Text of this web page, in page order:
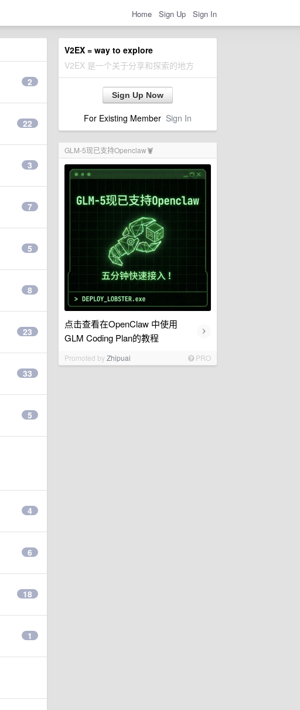
Home Sign Up Sign In
V2EX = way to explore
V2EX 是一个关于分享和探索的地方
Sign Up Now
For Existing Member Sign In
GLM-5现已支持Openclaw🦞
点击查看在OpenClaw 中使用
GLM Coding Plan的教程
›
Promoted byZhipuai PRO
2
22
3
7
5
8
23
33
5
4
6
18
1